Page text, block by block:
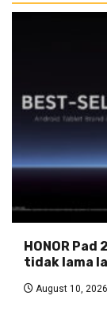
HONOR
tidak lama
August 10, 2026